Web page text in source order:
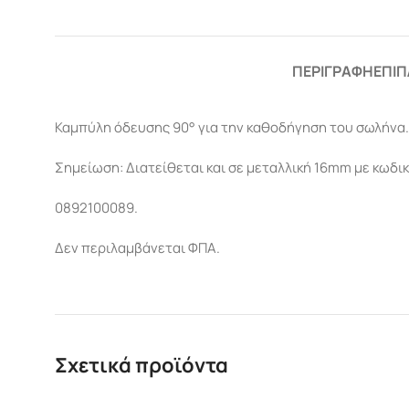
ΠΕΡΙΓΡΑΦΉ
Καμπύλη όδευσης 90° για την καθοδήγηση του σωλήνα.
Σημείωση: Διατείθεται και σε μεταλλική 16mm με
0892100089.
Δεν περιλαμβάνεται ΦΠΑ.
Σχετικά προϊόντα